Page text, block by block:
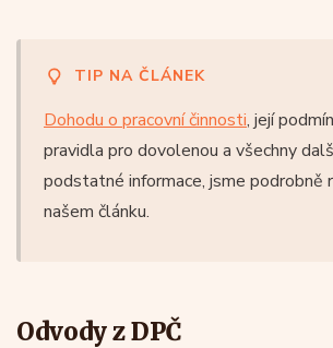
TIP NA ČLÁNEK
Dohodu o pracovní činnosti, její
pravidla pro dovolenou a všechny
podstatné informace, jsme podrobně
našem článku.
Odvody z DPČ